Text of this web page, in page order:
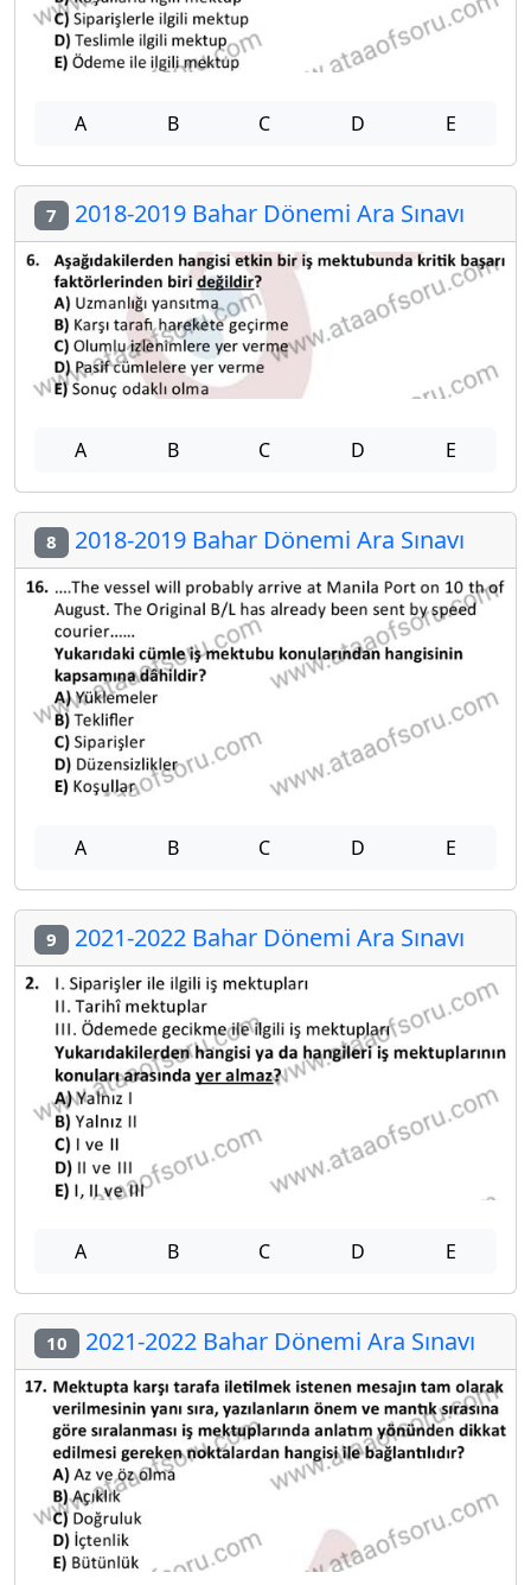
A B C D E
7 2018-2019 Bahar Dönemi Ara Sınavı
A B C D E
8 2018-2019 Bahar Dönemi Ara Sınavı
A B C D E
9 2021-2022 Bahar Dönemi Ara Sınavı
A B C D E
10 2021-2022 Bahar Dönemi Ara Sınavı